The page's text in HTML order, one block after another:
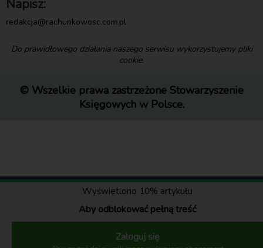
Wyświetlono 10% artykułu
Aby odblokować pełną treść
Zaloguj się
Napisz:
redakcja@rachunkowosc.com.pl
Do prawidłowego działania naszego serwisu wykorzystujemy pliki
cookie.
© Wszelkie prawa zastrzeżone Stowarzyszenie
Księgowych w Polsce.